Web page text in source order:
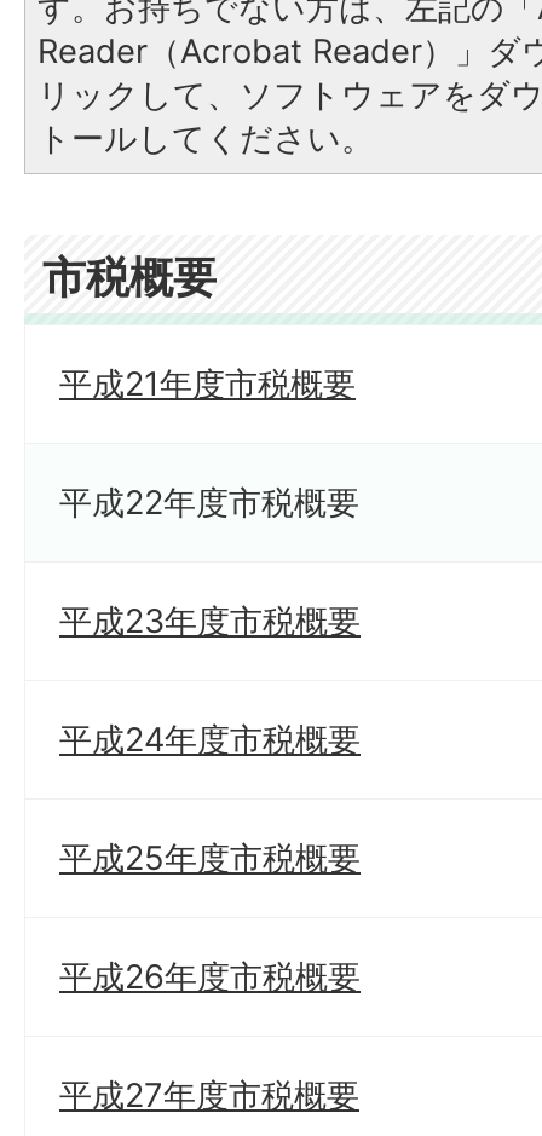
Reader（Acrobat Reader）」ダ
リックして、ソフトウェアをダ
トールしてください。
市税概要
平成21年度市税概要
平成22年度市税概要
平成23年度市税概要
平成24年度市税概要
平成25年度市税概要
平成26年度市税概要
平成27年度市税概要